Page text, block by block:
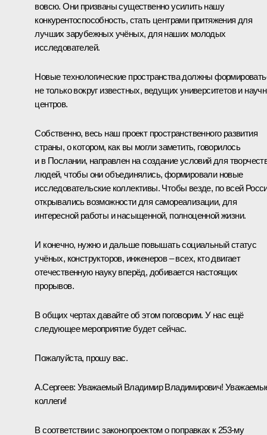
вовсю. Они призваны существенно усилить нашу
конкурентоспособность, стать центрами притяжения для
лучших зарубежных учёных, для наших молодых
исследователей.
Новые технологические пространства должны
не только вокруг известных, ведущих университетов и
центров.
Собственно, весь наш проект пространственного развития
страны, о котором, как вы могли заметить, говорилось
и в Послании, направлен на создание условий для
людей, чтобы они объединялись, формировали новые
исследовательские коллективы. Чтобы везде, по всей
открывались возможности для самореализации, для
интересной работы и насыщенной, полноценной жизни.
И конечно, нужно и дальше повышать социальный статус
учёных, конструкторов, инженеров – всех, кто двигает
отечественную науку вперёд, добивается настоящих
прорывов.
В общих чертах давайте об этом поговорим. У нас ещё
следующее мероприятие будет сейчас.
Пожалуйста, прошу вас.
А.Сергеев: Уважаемый Владимир Владимирович!
коллеги!
В соответствии с законопроектом о поправках к 253-му